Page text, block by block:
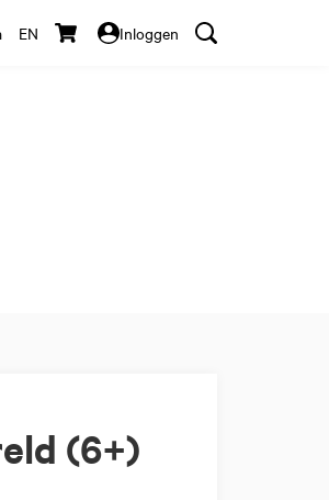
EN Inloggen
(6+)